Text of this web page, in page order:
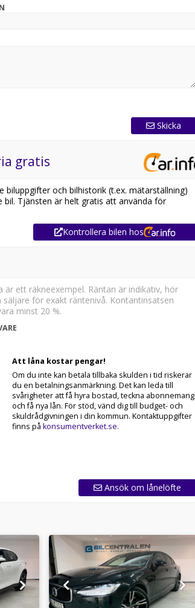
Skicka
gratis
biluppgifter och bilhistorik (t.ex. mätarställning)
bil. Tjänsten är helt gratis att använda för
Kontrollera bilen hos
ett räkneexempel. Räntan är indikativ, hör
säljare för exakt räntenivå. Kontantinsatsen
minst 20 %.
Att låna kostar pengar!
Om du inte kan betala tillbaka skulden i tid riskerar
du en betalningsanmärkning. Det kan leda till
svårigheter att få hyra bostad, teckna abonnemang
och få nya lån. För stöd, vänd dig till budget- och
skuldrådgivningen i din kommun. Kontaktuppgifter
finns på konsumentverket.se.
Ansök om lånelöfte